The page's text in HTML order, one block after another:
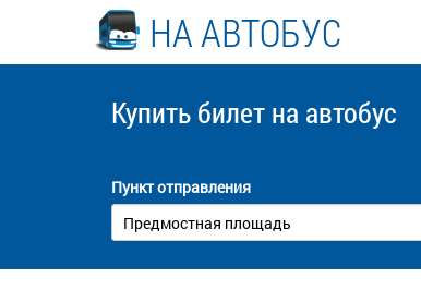
НА АВТОБУС
Купить билет на автобус
Пункт отправления